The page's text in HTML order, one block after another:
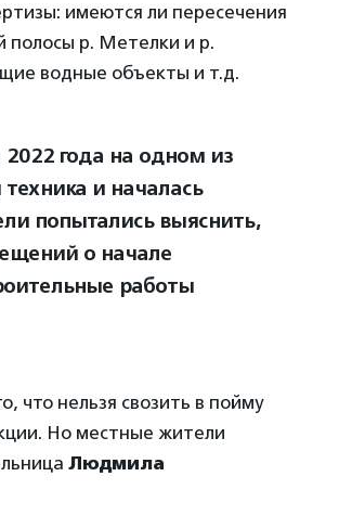
имеются ли пересечения
полосы р. Метелки и р.
водные объекты и т.д.
года на одном из
и началась
попытались выяснить,
о начале
работы
что нельзя свозить в пойму
Но местные жители
Людмила